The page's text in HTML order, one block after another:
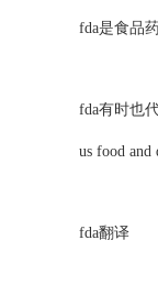
fda是食品
fda有时也
us food and
fda翻译